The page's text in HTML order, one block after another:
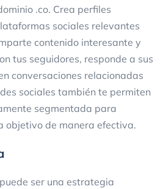
.co. Crea perfiles
sociales relevantes
contenido interesante y
tus seguidores, responde a sus
conversaciones relacionadas
sociales también te permiten
segmentada para
objetivo de manera efectiva.
ser una estrategia